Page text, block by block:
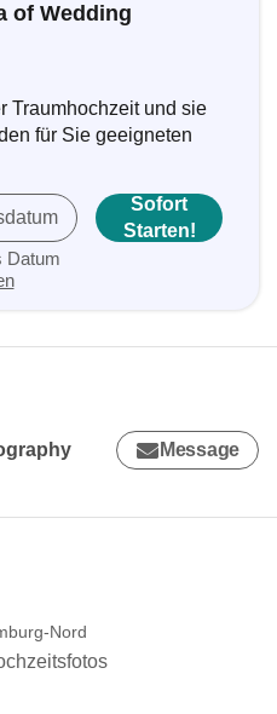
of Wedding
Traumhochzeit und sie
für Sie geeigneten
Datum
Sofort
Starten!
Message
Nord